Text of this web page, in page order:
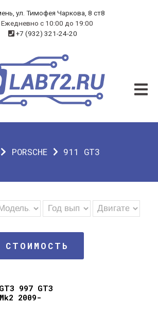
ул. Тимофея Чаркова, 8 ст8
с 10:00 до 19:00
+7 (932) 321-24-20
PORSCHE 911 GT3
СТОИМОСТЬ
997 GT3
2009-